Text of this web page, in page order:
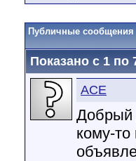
Публичные сообщения
Показано с 1 по
ACE
Добрый
кому-